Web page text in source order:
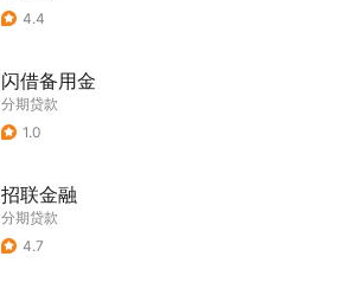
4.4
闪借备用金
分期贷款
1.0
招联金融
分期贷款
4.7